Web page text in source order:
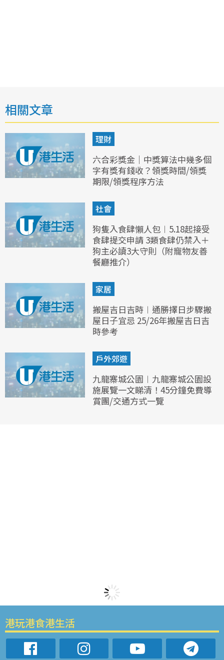
相關文章
理財
六合彩獎金｜中獎算法中幾多個
字有獎有錢收？領獎時間/領獎
期限/領獎程序方法
社會
狗隻入食肆懶人包︱5.18起接受
食肆提交申請 3類食肆仍禁入＋
狗主必讀3大守則（附寵物友善
餐廳推介）
家居
搬屋吉日吉時︱通勝擇日步驟搬
屋日子宜忌 25/26年搬屋吉日吉
時參考
戶外郊遊
九龍寨城公園︱九龍寨城公園設
施展覽一文睇清！45分鐘免費導
賞團/交通方式一覽
港玩港食港生活